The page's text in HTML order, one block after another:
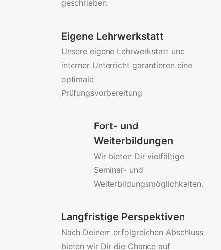
geschrieben.
Eigene Lehrwerkstatt
Unsere eigene Lehrwerkstatt und
interner Unterricht garantieren eine
optimale
Prüfungsvorbereitung
Fort- und
Weiterbildungen
Wir bieten Dir vielfältige
Seminar- und
Weiterbildungsmöglichkeiten.
Langfristige Perspektiven
Nach Deinem erfolgreichen Abschluss
bieten wir Dir die Chance auf